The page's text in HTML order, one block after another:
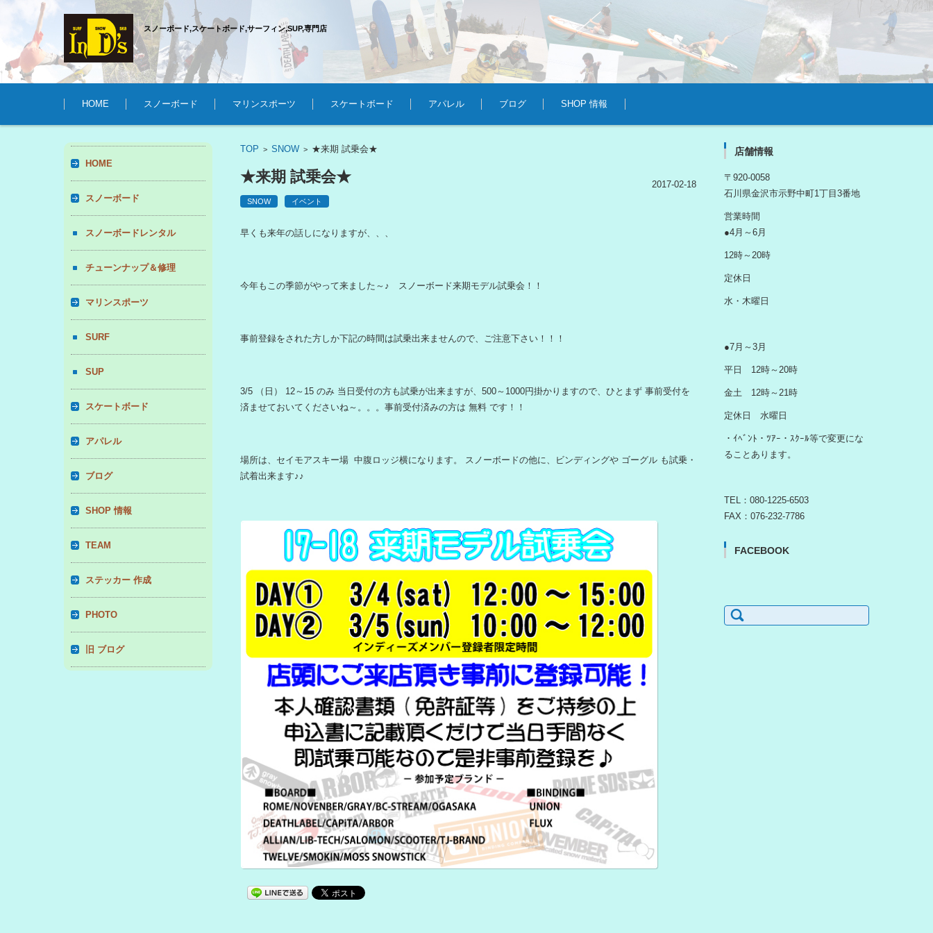
スノーボード,スケートボード,サーフィン,SUP,専門店
コンテンツに移動
HOME
スノーボード マリンスポーツ スケートボード アパレル ブログ SHOP 情報
TOP >SNOW > ★来期 試乗会★
★来期 試乗会★ 2017-02-18
SNOW イベント
早くも来年の話しになりますが、、、
今年もこの季節がやって来ました～♪ スノーボード来期モデル試乗会！！
事前登録をされた方しか下記の時間は試乗出来ませんので、ご注意下さい！！！
3/5 （日） 12～15 のみ 当日受付の方も試乗が出来ますが、500～1000円掛かりますので、ひとまず 事前受付を
済ませておいてくださいね～。。。事前受付済みの方は 無料 です！！
場所は、セイモアスキー場 中腹ロッジ横になります。 スノーボードの他に、ビンディングや ゴーグル も試乗・
試着出来ます♪♪
HOME
スノーボード
スノーボードレンタル
チューンナップ＆修理
マリンスポーツ
SURF
SUP
スケートボード
アパレル
ブログ
SHOP 情報
TEAM
ステッカー 作成
PHOTO
旧 ブログ
店舗情報
〒920-0058
石川県金沢市示野中町1丁目3番地
営業時間
●4月～6月
12時～20時
定休日
水・木曜日
●7月～3月
平日 12時～20時
金土 12時～21時
定休日 水曜日
・ｲﾍﾞﾝﾄ・ﾂｱｰ・ｽｸｰﾙ等で変更にな
ることあります。
TEL：080-1225-6503
FAX：076-232-7786
FACEBOOK
検
索: